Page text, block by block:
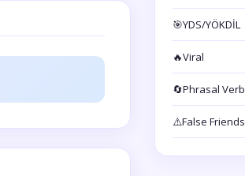
🎯YDS/YÖKDİL
🔥Viral
🔄Phrasal Verb
⚠️False Friends